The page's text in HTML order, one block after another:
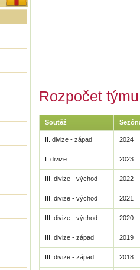
Rozpočet
Soutěž
II. divize - západ 2024
I. divize 2023
III. divize - východ 2022
III. divize - východ 2021
III. divize - východ 2020
III. divize - západ 2019
III. divize - západ 2018